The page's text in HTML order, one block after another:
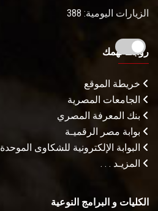
الزيارات اليومية: 388
روابط تهمك
خريطة الموقع
الجامعات المصرية
بنك المعرفة المصري
بوابة مصر الرقميـة
البوابة الإلكترونية للشكاوى الموحدة
المزيـد . . .
الكليات و البرامج النوعية